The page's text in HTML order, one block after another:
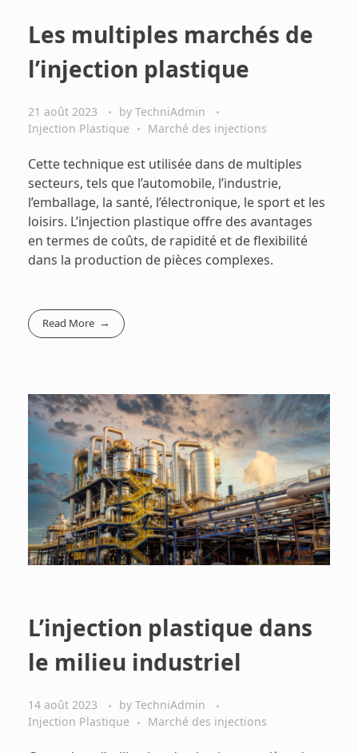
Les multiples marchés de
l’injection plastique
21 août 2023 by TechniAdmin
Injection Plastique
Marché des injections
Cette technique est utilisée dans de multiples
secteurs, tels que l’automobile, l’industrie,
l’emballage, la santé, l’électronique, le sport et les
loisirs. L’injection plastique offre des avantages
en termes de coûts, de rapidité et de flexibilité
dans la production de pièces complexes.
Read More
L’injection plastique dans
le milieu industriel
14 août 2023 by TechniAdmin
Injection Plastique
Marché des injections